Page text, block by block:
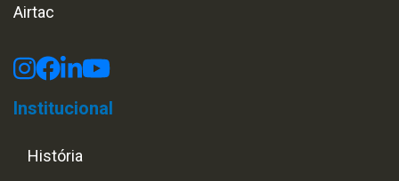
Airtac
Institucional
História